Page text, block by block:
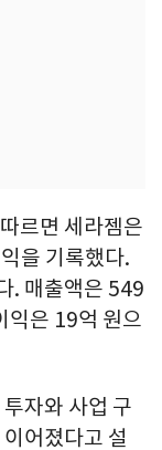
르면 세라젬은
을 기록했다.
. 매출액은 549
익은 19억 원으
자와 사업 구
어졌다고 설